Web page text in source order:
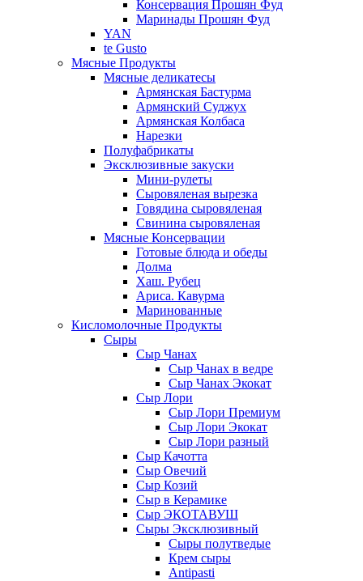
Консервация Прошян Фуд
Маринады Прошян Фуд
YAN
te Gusto
Мясные Продукты
Мясные деликатесы
Армянская Бастурма
Армянский Суджух
Армянская Колбаса
Нарезки
Полуфабрикаты
Эксклюзивные закуски
Мини-рулеты
Сыровяленая вырезка
Говядина сыровяленая
Свинина сыровяленая
Мясные Консервации
Готовые блюда и обеды
Долма
Хаш. Рубец
Ариса. Кавурма
Маринованные
Кисломолочные Продукты
Сыры
Сыр Чанах
Сыр Чанах в ведре
Сыр Чанах Экокат
Сыр Лори
Сыр Лори Премиум
Сыр Лори Экокат
Сыр Лори разный
Сыр Качотта
Сыр Овечий
Сыр Козий
Сыр в Керамике
Сыр ЭКОТАВУШ
Сыры Эксклюзивный
Сыры полутведые
Крем сыры
Antipasti